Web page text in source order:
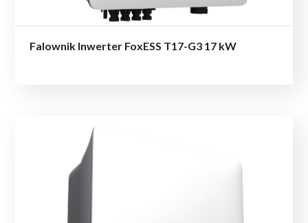
Falownik Inwerter FoxESS T17-G3 17 kW